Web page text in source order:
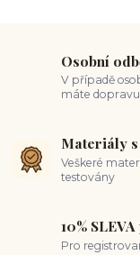
Osobní
V případě
máte
Materiály
Veškeré
testovány
10%
Pro